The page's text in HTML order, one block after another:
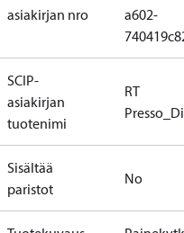
RMRSRoHSTYSK
asiakirjan nro
a602-
SCIP-
asiakirjan
tuotenimi
RT
Sisältää
paristot
No